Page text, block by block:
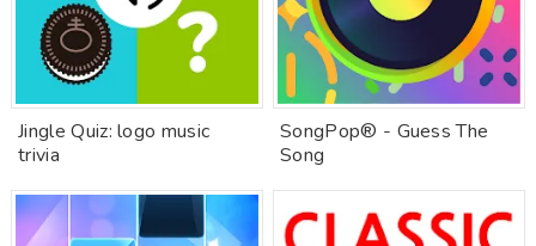
Jingle Quiz: logo music
trivia
SongPop® - Guess The
Song